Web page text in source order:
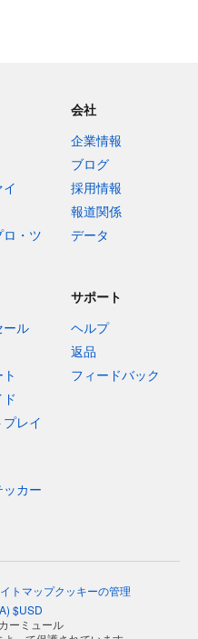
・ツ
会社
企業情報
ブログ
採用情報
報道関係
データ
ール
レイ
カー
サポート
ヘルプ
返品
フィードバック
トマップクッキーの管理
) $USD
ーミュール